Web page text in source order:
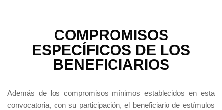
COMPROMISOS
ESPECÍFICOS DE LOS
BENEFICIARIOS
Además de los compromisos mínimos establecidos en esta
convocatoria, con su participación, el beneficiario de estímulos